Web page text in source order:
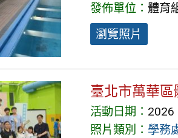
發佈單位： 體育
瀏覽照片
臺北市萬華
活動日期： 2026
照片類別： 學務